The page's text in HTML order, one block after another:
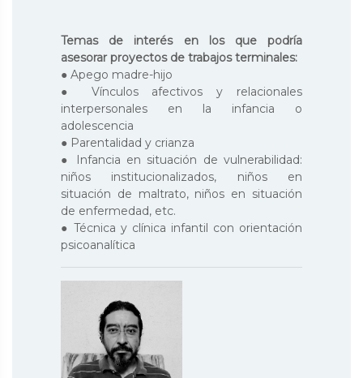
Temas de interés en los que podría
asesorar proyectos de trabajos terminales:
● Apego madre-hijo
● Vínculos afectivos y relacionales
interpersonales en la infancia o
adolescencia
● Parentalidad y crianza
● Infancia en situación de vulnerabilidad:
niños institucionalizados, niños en
situación de maltrato, niños en situación
de enfermedad, etc.
● Técnica y clínica infantil con orientación
psicoanalítica